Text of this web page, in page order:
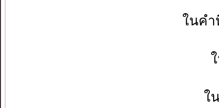
ในคำ
ใ